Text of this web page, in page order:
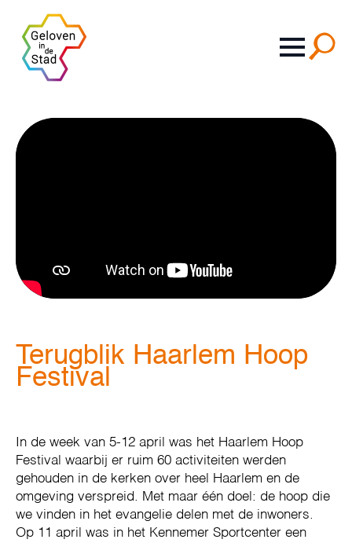
Terugblik Haarlem Hoop
Festival
In de week van 5-12 april was het Haarlem Hoop
Festival waarbij er ruim 60 activiteiten werden
gehouden in de kerken over heel Haarlem en de
omgeving verspreid. Met maar één doel: de hoop die
we vinden in het evangelie delen met de inwoners.
Op 11 april was in het Kennemer Sportcenter een